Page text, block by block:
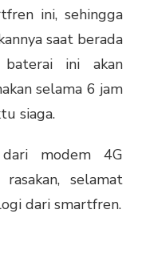
ini, sehingga
saat berada
ini akan
selama 6 jam
siaga.
modem 4G
selamat
dari smartfren.